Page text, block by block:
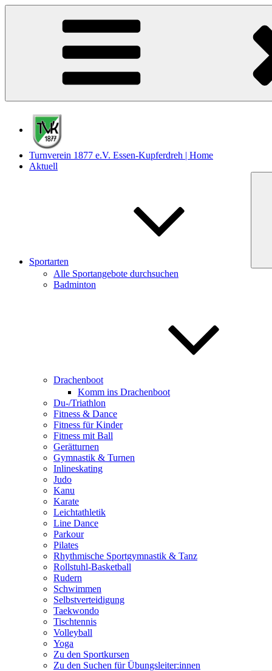
Zum
Turnverein 1877 e.V. Essen-Kupferdreh | Home
Aktuell
Sportarten
Alle Sportangebote durchsuchen
Badminton
Drachenboot
Komm ins Drachenboot
Du-/Triathlon
Fitness & Dance
Fitness für Kinder
Fitness mit Ball
Gerätturnen
Gymnastik & Turnen
Inlineskating
Judo
Kanu
Karate
Leichtathletik
Line Dance
Parkour
Pilates
Rhythmische Sportgymnastik & Tanz
Rollstuhl-Basketball
Rudern
Schwimmen
Selbstverteidigung
Taekwondo
Tischtennis
Volleyball
Yoga
Zu den Sportkursen
Zu den Suchen für Übungsleiter:innen